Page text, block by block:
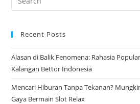
Recent Posts
Alasan di Balik Fenomena: Rahasia
Kalangan Bettor Indonesia
Mencari Hiburan Tanpa Tekanan?
Gaya Bermain Slot Relax